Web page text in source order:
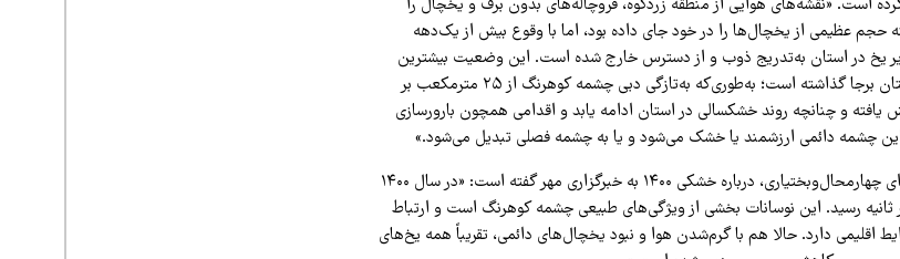
است. «نقشه‌های هوایی از منطقه زردکوه، فروچاله‌های بدون برف و یخچال را
عظیمی از یخچال‌ها را در خود جای داده بود، اما با وقوع بیش از یک‌دهه
یخ در استان به‌تدریج ذوب و از دسترس خارج شده است. این وضعیت بیشترین
تأثیر خود را بر چشمه‌های دائمی استان برجا گذاشته است؛ به‌طوری‌که به‌تازگی دبی چشمه کوهرنگ از ۲۵ مترمکعب بر
یافته و چنانچه روند خشکسالی در استان ادامه یابد و اقدامی همچون بارورسازی
این چشمه دائمی ارزشمند یا خشک می‌شود و یا به چشمه فصلی تبدیل می‌شود.»
فاطمی، کارشناس شرکت آب‌منطقه‌ای چهارمحال‌وبختیاری، درباره خشکی ۱۴۰۰ به خبرگزاری مهر گفته است: «در سال ۱۴۰۰
چشمه به حدود ۲۵۰ لیتر در ثانیه رسید. این نوسانات بخشی از ویژگی‌های طبیعی چشمه کوهرنگ است و ارتباط
اقلیمی دارد. حالا هم با گرم‌شدن هوا و نبود یخچال‌های دائمی، تقریباً همه یخ‌های